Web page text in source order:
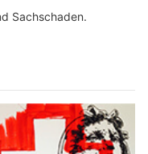
Sachschaden.